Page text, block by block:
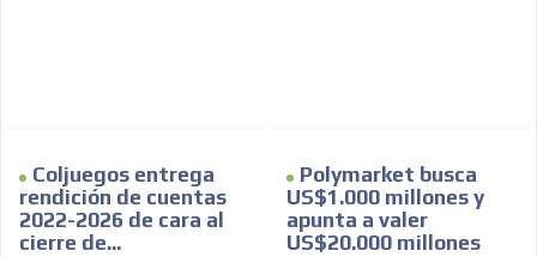
Coljuegos entrega
rendición de cuentas
2022-2026 de cara al
cierre de...
Polymarket busca
US$1.000 millones y
apunta a valer
US$20.000 millones